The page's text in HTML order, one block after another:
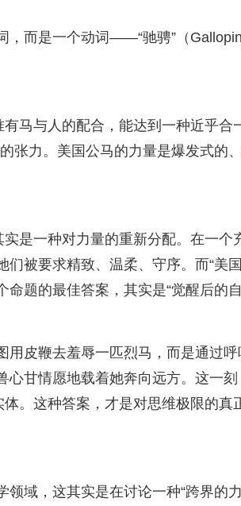
，而是一个动词——“驰骋”（
马与人的配合，能达到一种近乎合
张力。美国公马的力量是爆发式的
是一种对力量的重新分配。在一个
被要求精致、温柔、守序。而“美
题的最佳答案，其实是“觉醒后的自
皮鞭去羞辱一匹烈马，而是通过
甘情愿地载着她奔向远方。这一刻
。这种答案，才是对思维极限的真
域，这其实是在讨论一种“跨界的